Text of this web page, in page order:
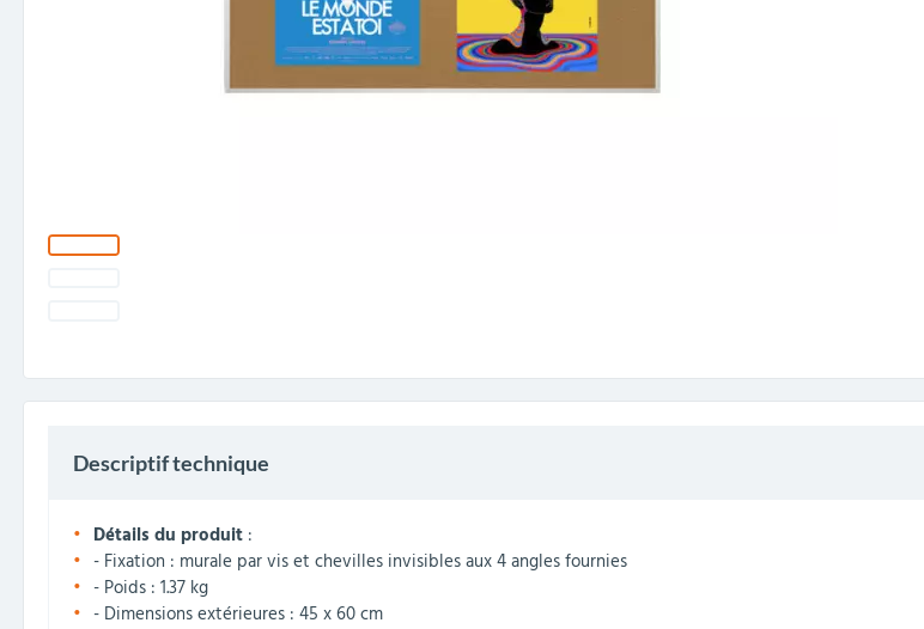
Descriptif technique
Détails du produit :
- Fixation : murale par vis et chevilles invisibles aux 4 angles fournies
- Poids : 1.37 kg
- Dimensions extérieures : 45 x 60 cm